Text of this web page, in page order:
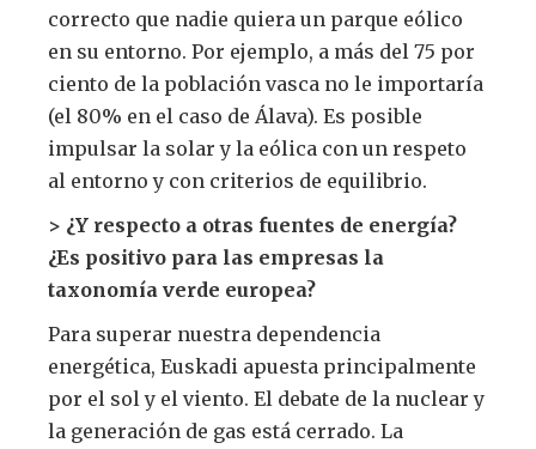
correcto que nadie quiera un parque eólico
en su entorno. Por ejemplo, a más del 75 por
ciento de la población vasca no le importaría
(el 80% en el caso de Álava). Es posible
impulsar la solar y la eólica con un respeto
al entorno y con criterios de equilibrio.
> ¿Y respecto a otras fuentes de energía?
¿Es positivo para las empresas la
taxonomía verde europea?
Para superar nuestra dependencia
energética, Euskadi apuesta principalmente
por el sol y el viento. El debate de la nuclear y
la generación de gas está cerrado. La